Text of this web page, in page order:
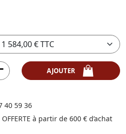
40 59 36
à partir de 600 € d’achat